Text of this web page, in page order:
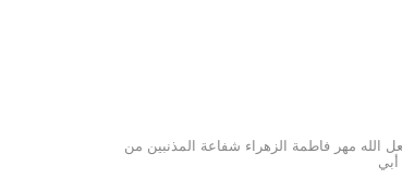
الله مهر فاطمة الزهراء شفاعة المذنبين من